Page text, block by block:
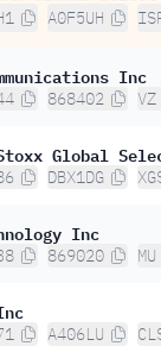
A0F5UH
Inc
868402 VZ
DBX1DG
Inc
869020 MU
A406LU